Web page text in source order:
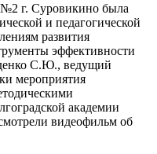
г. Суровикино была
и педагогической
развития
эффективности
С.Ю., ведущий
мероприятия
академии
видеофильм об